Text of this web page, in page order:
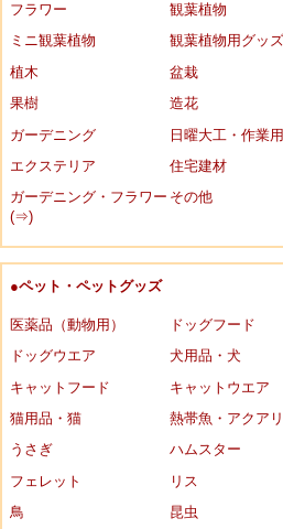
フラワー
観葉植物
ミニ観葉植物
観葉植物用グッズ
植木
盆栽
果樹
造花
ガーデニング
日曜大工・作業
エクステリア
住宅建材
ガーデニング・フラワー
(⇒)
その他
●ペット・ペットグッズ
医薬品（動物用）
ドッグフード
ドッグウエア
犬用品・犬
キャットフード
キャットウエア
猫用品・猫
熱帯魚・アクア
うさぎ
ハムスター
フェレット
リス
鳥
昆虫